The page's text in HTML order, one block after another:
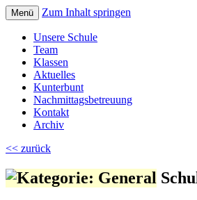
Volksschule Bad
Menü Zum Inhalt springen
Unsere Schule
Team
Klassen
Aktuelles
Kunterbunt
Nachmittagsbetreuung
Kontakt
Archiv
<< zurück